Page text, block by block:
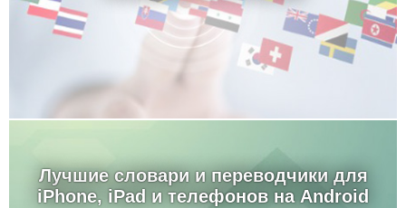
Лучшие словари и переводчики для
iPhone, iPad и телефонов на Android